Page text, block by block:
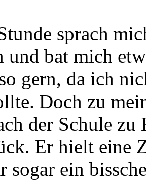
sprach
bat mich
gern, da ich
Doch zu
der Schule zu
Er hielt eine
sogar ein